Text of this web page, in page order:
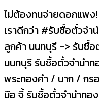
ไม่ต้องทนจ่ายดอกแพง!
เราดีกว่า #รับซื้อตั๋วจำ
ลูกค้า นนทบุรี -> รับซื้
นนทบุรี รับซื้อตั๋วจำนำ
พระทองคำ / นาก / ก